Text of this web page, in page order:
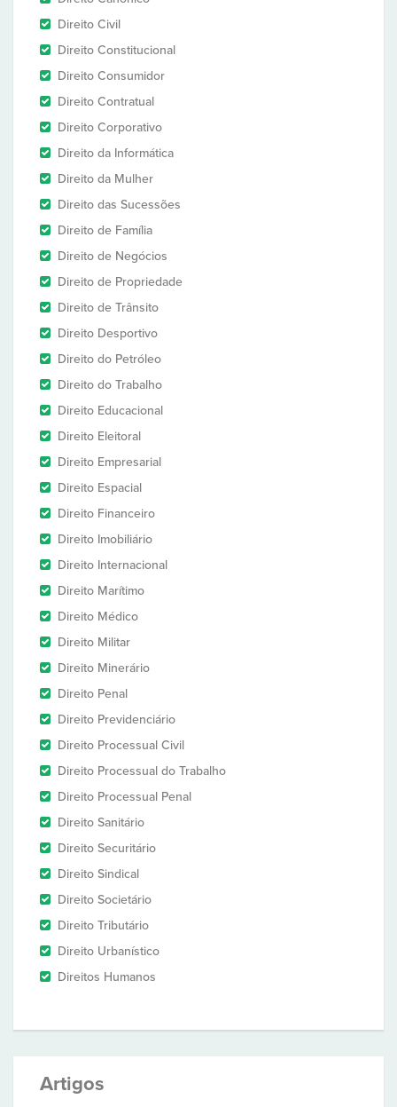
Direito Civil
Direito Constitucional
Direito Consumidor
Direito Contratual
Direito Corporativo
Direito da Informática
Direito da Mulher
Direito das Sucessões
Direito de Família
Direito de Negócios
Direito de Propriedade
Direito de Trânsito
Direito Desportivo
Direito do Petróleo
Direito do Trabalho
Direito Educacional
Direito Eleitoral
Direito Empresarial
Direito Espacial
Direito Financeiro
Direito Imobiliário
Direito Internacional
Direito Marítimo
Direito Médico
Direito Militar
Direito Minerário
Direito Penal
Direito Previdenciário
Direito Processual Civil
Direito Processual do Trabalho
Direito Processual Penal
Direito Sanitário
Direito Securitário
Direito Sindical
Direito Societário
Direito Tributário
Direito Urbanístico
Direitos Humanos
Artigos